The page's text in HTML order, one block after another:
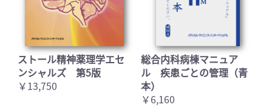
ストール精神薬理学エセ
ンシャルズ 第5版
￥13,750
総合内科病棟マニュア
ル 疾患ごとの管理（青
本）
￥6,160